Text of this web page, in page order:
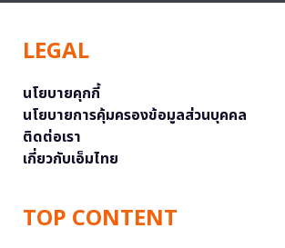
LEGAL
นโยบายคุกกี้
นโยบายการคุ้มครองข้อมูลส่วนบุคคล
ติดต่อเรา
เกี่ยวกับเอ็มไทย
TOP CONTENT